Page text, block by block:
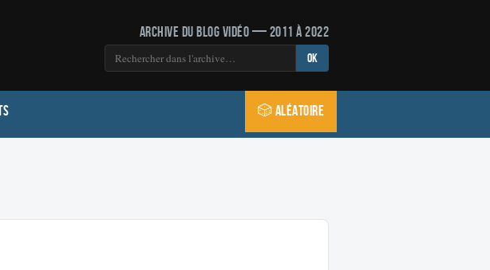
Archive du blog vidéo — 2011 à 2022
OK
🎲 Aléatoire